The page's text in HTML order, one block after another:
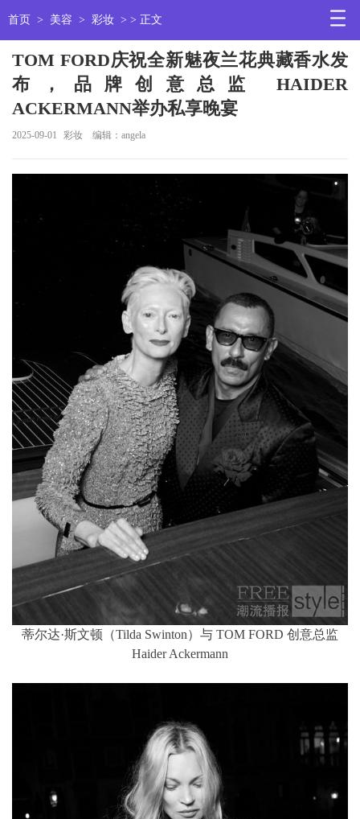
首页 > 美容 > 彩妆 > > 正文
TOM FORD庆祝全新魅夜兰花典藏香水发
布，品牌创意总监 HAIDER
ACKERMANN举办私享晚宴
2025-09-01 彩妆 编辑：angela
蒂尔达·斯文顿（Tilda Swinton）与 TOM FORD 创意总监
Haider Ackermann